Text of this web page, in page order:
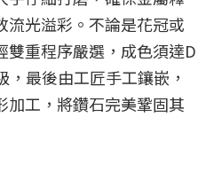
流光溢彩。不論是花冠或
雙重程序嚴選，成色須達D
，最後由工匠手工鑲嵌，
加工，將鑽石完美鞏固其